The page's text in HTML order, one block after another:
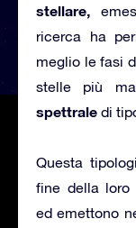
stellare,
ricerca ha
meglio le fasi
stelle più
spettrale di
Questa
fine della loro
ed emettono